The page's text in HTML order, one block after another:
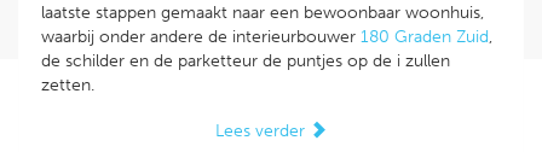
laatste stappen gemaakt naar een bewoonbaar woonhuis,
waarbij onder andere de interieurbouwer 180 Graden Zuid,
de schilder en de parketteur de puntjes op de i zullen
zetten.
Lees verder
Notice (8)
: Undefined index: limit [